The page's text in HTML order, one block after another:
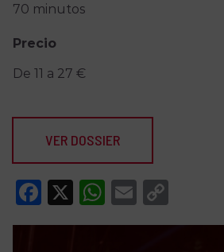
70 minutos
Precio
De 11 a 27 €
VER DOSSIER
Facebook
X WhatsApp
Email
Copy
Link